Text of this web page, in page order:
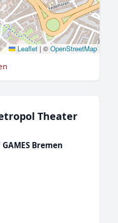
Leaflet |©OpenStreetMap
Theater
Bremen